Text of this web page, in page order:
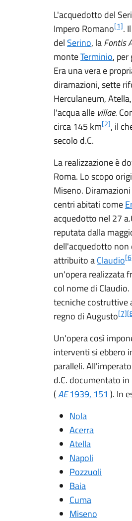
L'acquedotto del
Impero Romano[1].
del Serino, laFontis
monteTerminio,
Era una vera e
diramazioni, sette
Herculaneum,
l'acqua alle villae.
circa 145 km[2], il
secolo d.C.
La realizzazione è
Roma. Lo scopo
Miseno.
centri abitati come
acquedotto nel 27
reputata dalla
dell'acquedotto non
attribuito aClaudio
un'opera realizzata
col nome di
tecniche costruttive
regno di Augusto[7]
Un'opera così
interventi si ebbero
paralleli.
d.C. documentato
(AE 1939, 151 ). In
Nola
Acerra
Atella
Napoli
Pozzuoli
Baia
Cuma
Miseno